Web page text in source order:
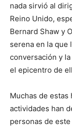
nada sirvió al
Reino Unido,
Bernard Shaw y
serena en la que
conversación y
el epicentro de
Muchas de estas
actividades han
personas de